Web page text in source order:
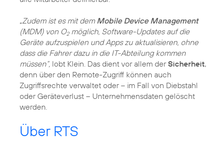
„Zudem ist es mit dem Mobile Device Management
(MDM) von O2möglich, Software-Updates auf die
Geräte aufzuspielen und Apps zu aktualisieren, ohne
dass die Fahrer dazu in die IT-Abteilung kommen
müssen“, lobt Klein. Das dient vor allem derSicherheit,
denn über den Remote-Zugriff können auch
Zugriffsrechte verwaltet oder – im Fall von Diebstahl
oder Geräteverlust – Unternehmensdaten gelöscht
werden.
Über RTS